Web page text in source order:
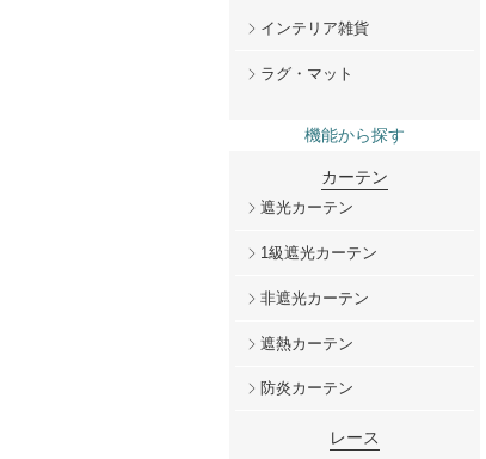
インテリア雑貨
ラグ・マット
機能から探す
カーテン
遮光カーテン
1級遮光カーテン
非遮光カーテン
遮熱カーテン
防炎カーテン
レース